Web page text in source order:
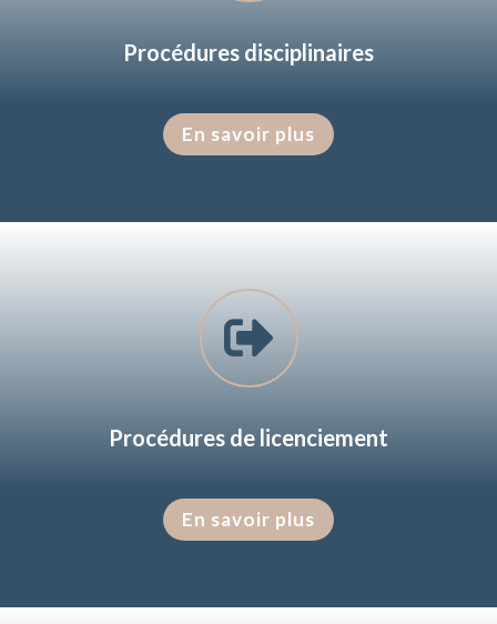
Procédures disciplinaires
En savoir plus

Procédures de licenciement
En savoir plus